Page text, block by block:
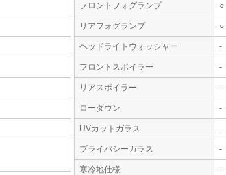
フロントフォグランプ ○
リアフォグランプ ○
ヘッドライトウォッシャー -
フロントスポイラー -
リアスポイラー -
ローダウン -
UVカットガラス -
プライバシーガラス -
寒冷地仕様 -